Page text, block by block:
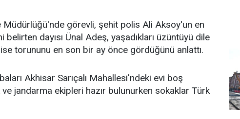
görevli, şehit polis Ali Aksoy'un en
dayısı Ünal Adeş, yaşadıkları üzüntüyü dile
torununu en son bir ay önce gördüğünü anlattı.
Akhisar Sarıçalı Mahallesi'ndeki evi boş
ve jandarma ekipleri hazır bulunurken sokaklar Türk